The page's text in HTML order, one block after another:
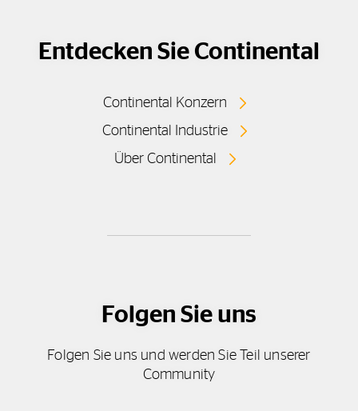
Entdecken Sie Continental
Continental Konzern
Continental Industrie
Über Continental
Folgen Sie uns
Folgen Sie uns und werden Sie Teil unserer
Community